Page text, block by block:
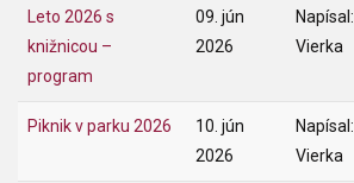
Leto 2026 s
knižnicou –
program
09. jún
2026
Napísal:
Vierka
Piknik v parku 2026
10. jún
2026
Napísal:
Vierka